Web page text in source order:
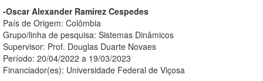
-Oscar Alexander Ramirez Cespedes
País de Origem: Colômbia
Grupo/linha de pesquisa: Sistemas Dinâmicos
Supervisor: Prof. Douglas Duarte Novaes
Período: 20/04/2022 a 19/03/2023
Financiador(es): Universidade Federal de Viçosa